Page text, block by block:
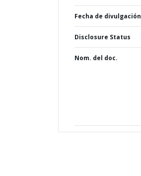
Fecha de divulgación
Disclosure Status
Nom. del doc.